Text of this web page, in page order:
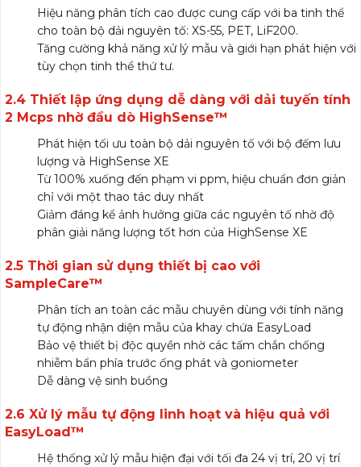
Hiệu năng phân tích cao được cung cấp với ba tinh thể
cho toàn bộ dải nguyên tố: XS-55, PET, LiF200.
Tăng cường khả năng xử lý mẫu và giới hạn phát hiện với
tùy chọn tinh thể thứ tư.
2.4 Thiết lập ứng dụng dễ dàng với dải tuyến tính
2 Mcps nhờ đầu dò HighSense™
Phát hiện tối ưu toàn bộ dải nguyên tố với bộ đếm lưu
lượng và HighSense XE
Từ 100% xuống đến phạm vi ppm, hiệu chuẩn đơn giản
chỉ với một thao tác duy nhất
Giảm đáng kể ảnh hưởng giữa các nguyên tố nhờ độ
phân giải năng lượng tốt hơn của HighSense XE
2.5 Thời gian sử dụng thiết bị cao với
SampleCare™
Phân tích an toàn các mẫu chuyên dùng với tính năng
tự động nhận diện mẫu của khay chứa EasyLoad
Bảo vệ thiết bị độc quyền nhờ các tấm chắn chống
nhiễm bẩn phía trước ống phát và goniometer
Dễ dàng vệ sinh buồng
2.6 Xử lý mẫu tự động linh hoạt và hiệu quả với
EasyLoad™
Hệ thống xử lý mẫu hiện đại với tối đa 24 vị trí, 20 vị trí